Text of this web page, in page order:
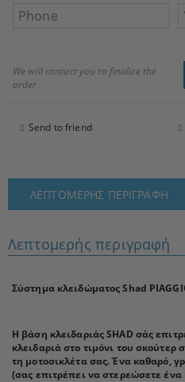
We will contact you to finalize the
order
Send to friend
ΛΕΠΤΟΜΕΡΉΣ ΠΕΡΙΓΡΑΦΉ
Λεπτομερής περιγραφή
Σύστημα κλειδώματος Shad
Η βάση κλειδαριάς SHAD σάς
κλειδαριά στο τιμόνι του
τη μοτοσικλέτα σας. Ένα καθαρό,
(σας επιτρέπει να στερεώσετε ένα